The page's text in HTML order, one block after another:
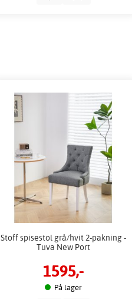
Stoff spisestol grå/hvit 2-pakning -
Tuva New Port
1595,-
På lager